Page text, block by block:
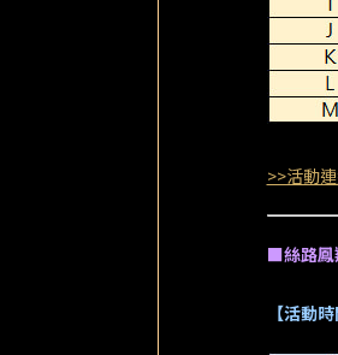
>>活動
■絲路鳳
【活動